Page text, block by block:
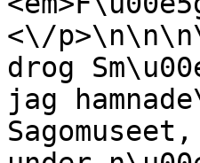
<\/
drog
jag